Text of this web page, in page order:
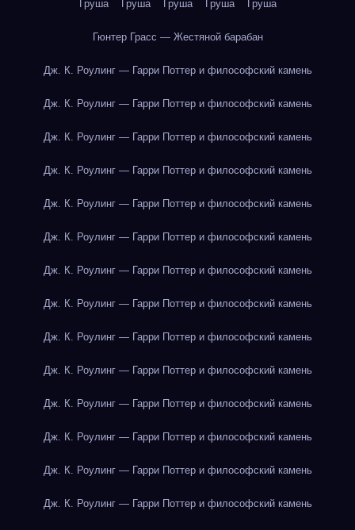
Груша Груша Груша Груша Груша
Гюнтер Грасс — Жестяной барабан
Дж. К. Роулинг — Гарри Поттер и философский камень
Дж. К. Роулинг — Гарри Поттер и философский камень
Дж. К. Роулинг — Гарри Поттер и философский камень
Дж. К. Роулинг — Гарри Поттер и философский камень
Дж. К. Роулинг — Гарри Поттер и философский камень
Дж. К. Роулинг — Гарри Поттер и философский камень
Дж. К. Роулинг — Гарри Поттер и философский камень
Дж. К. Роулинг — Гарри Поттер и философский камень
Дж. К. Роулинг — Гарри Поттер и философский камень
Дж. К. Роулинг — Гарри Поттер и философский камень
Дж. К. Роулинг — Гарри Поттер и философский камень
Дж. К. Роулинг — Гарри Поттер и философский камень
Дж. К. Роулинг — Гарри Поттер и философский камень
Дж. К. Роулинг — Гарри Поттер и философский камень